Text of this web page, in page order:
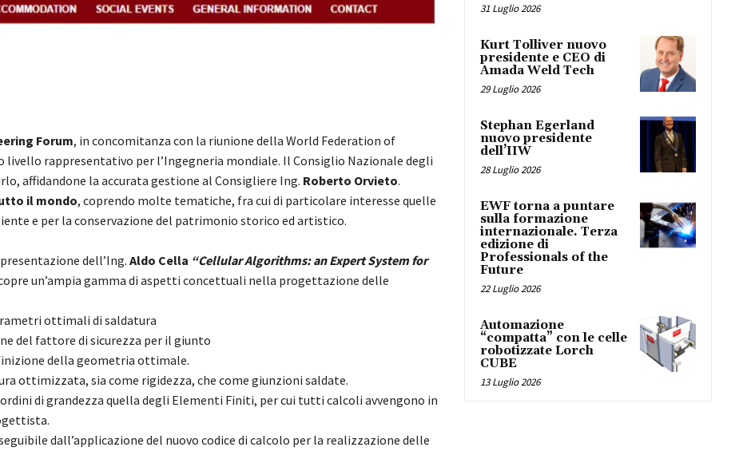
Forum, in concomitanza con la riunione della World Federation of
rappresentativo per l’Ingegneria mondiale. Il Consiglio Nazionale degli
affidandone la accurata gestione al Consigliere Ing. Roberto Orvieto.
il mondo, coprendo molte tematiche, fra cui di particolare interesse quelle
e per la conservazione del patrimonio storico ed artistico.
dell’Ing.Aldo Cella “Cellular Algorithms: an Expert System for
un’ampia gamma di aspetti concettuali nella progettazione delle
ottimali di saldatura
del fattore di sicurezza per il giunto
della geometria ottimale.
ottimizzata, sia come rigidezza, che come giunzioni saldate.
di grandezza quella degli Elementi Finiti, per cui tutti calcoli avvengono in
dall’applicazione del nuovo codice di calcolo per la realizzazione delle
31 Luglio 2026
Kurt Tolliver nuovo
presidente e CEO di
Amada Weld Tech
29 Luglio 2026
Stephan Egerland
nuovo presidente
dell’IIW
28 Luglio 2026
EWF torna a puntare
sulla formazione
internazionale. Terza
edizione di
Professionals of the
Future
22 Luglio 2026
Automazione
“compatta” con le celle
robotizzate Lorch
CUBE
13 Luglio 2026